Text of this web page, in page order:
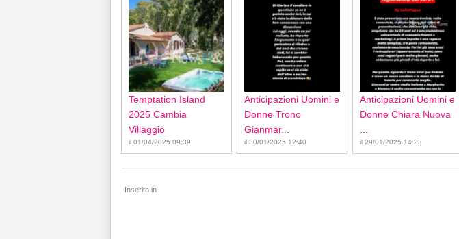
Temptation Island
2025 Cambia
Villaggio
il 01/04/2025 09:39
Anticipazioni Uomini e
Donne Trono
Gianmar...
il 30/01/2025 12:40
Anticipazioni Uomini e
Donne Chiara Nuova
il 29/01/2025 14:23
Inserito in